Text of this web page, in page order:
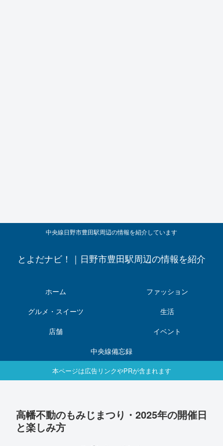
中央線日野市豊田駅周辺の情報を紹介しています
とよだナビ！｜日野市豊田駅周辺の情報を紹介
ホーム
ファッション
グルメ・スイーツ
生活
店舗
イベント
中央線備忘録
本ページは広告リンクやPRが含まれます
高幡不動のもみじまつり・2025年の開催日
と楽しみ方